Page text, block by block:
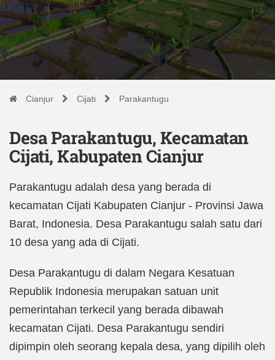
Cianjur Cijati Parakantugu
Desa Parakantugu, Kecamatan
Cijati, Kabupaten Cianjur
Parakantugu adalah desa yang berada di
kecamatan Cijati Kabupaten Cianjur - Provinsi Jawa
Barat, Indonesia. Desa Parakantugu salah satu dari
10 desa yang ada di Cijati.
Desa Parakantugu di dalam Negara Kesatuan
Republik Indonesia merupakan satuan unit
pemerintahan terkecil yang berada dibawah
kecamatan Cijati. Desa Parakantugu sendiri
dipimpin oleh seorang kepala desa, yang dipilih oleh